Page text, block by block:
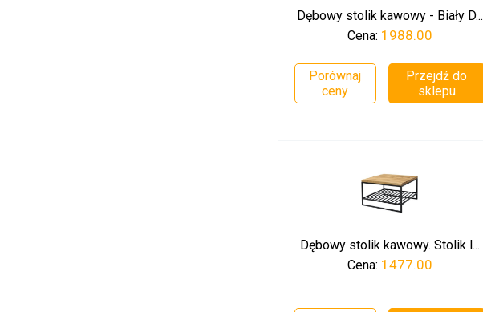
Dębowy stolik kawowy - Biały D...
Cena: 1988.00
Porównaj
ceny
Przejdź do
sklepu
Dębowy stolik kawowy. Stolik l...
Cena: 1477.00